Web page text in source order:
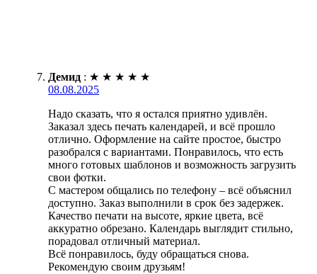
Демид : ★ ★ ★ ★ ★
08.08.2025
Надо сказать, что я остался приятно удивлён.
Заказал здесь печать календарей, и всё прошло
отлично. Оформление на сайте простое, быстро
разобрался с вариантами. Понравилось, что есть
много готовых шаблонов и возможность загрузить
свои фотки.
С мастером общались по телефону – всё объяснил
доступно. Заказ выполнили в срок без задержек.
Качество печати на высоте, яркие цвета, всё
аккуратно обрезано. Календарь выглядит стильно,
порадовал отличный материал.
Всё понравилось, буду обращаться снова.
Рекомендую своим друзьям!